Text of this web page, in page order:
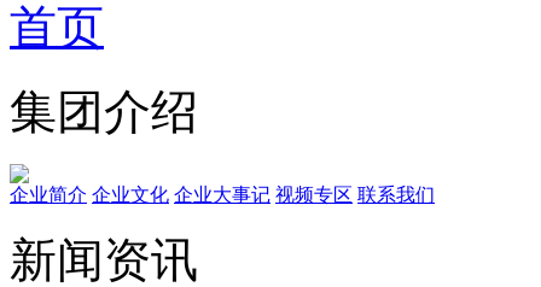
首页
集团介绍
企业简介 企业文化 企业⼤事记 视频专区 联系我们
新闻资讯